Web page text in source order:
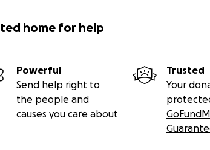
home for help
Powerful
Send help right to
the people and
causes you care about
Trusted
Your